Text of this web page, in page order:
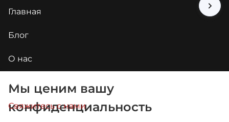
Главная
Блог
О нас
Приложения
Свяжитесь с нами
Мы ценим вашу
конфиденциальность